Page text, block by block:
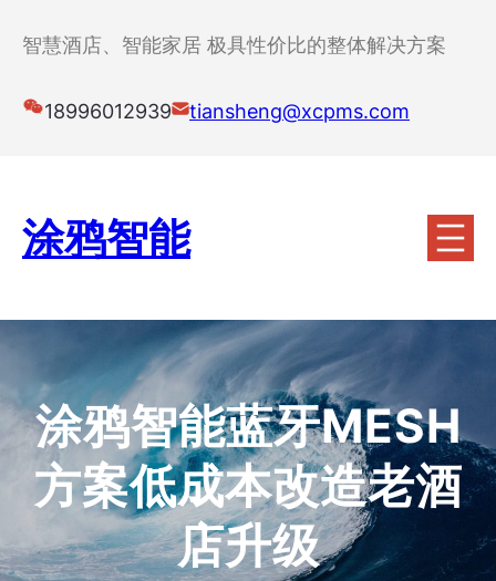
智慧酒店、智能家居 极具性价比的整体解决方案
18996012939 tiansheng@xcpms.com
涂鸦智能
涂鸦智能蓝牙MESH
方案低成本改造老酒
店升级